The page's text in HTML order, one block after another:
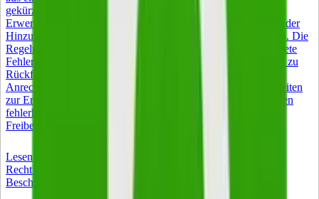
gekürzt wird. Voraussetzung ist, dass die wöchentliche
Erwerbstätigkeit unter 15 Stunden bleibt. Jeder Euro oberhalb der
Hinzuverdienstgrenze wird vollständig vom ALG I abgezogen. Die
Regeln wirken auf den ersten Blick einfach, haben aber konkrete
Fehlerquellen bei Anrechnung, Meldepflichten und Steuer, die zu
Rückforderungen führen können. Dieser Guide erklärt die
Anrechnungsmechanik mit Beispielrechnung, zeigt Möglichkeiten
zur Erhöhung des Freibetrags und hilft beim Widerspruch gegen
fehlerhafte Bescheide. Die Kurzversion 165 Euro monatlicher
Freibetrag auf den Nebenverdienst bei ALG-I-Bezug.
Lesen
Recht & Steuern
Beschränkte Steuerpflicht: Bedeutung und Anwendung